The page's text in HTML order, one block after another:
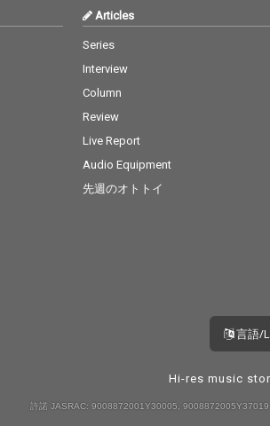
Articles
Series
Interview
Column
Review
Live Report
Audio Equipment
先週のオトトイ
言語/
Hi-res music
許諾 JASRAC: 9008872001Y30005,